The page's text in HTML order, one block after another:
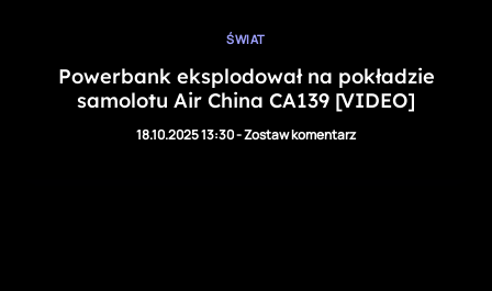
ŚWIAT
Powerbank eksplodował na pokładzie
samolotu Air China CA139 [VIDEO]
18.10.2025 13:30-Zostaw komentarz